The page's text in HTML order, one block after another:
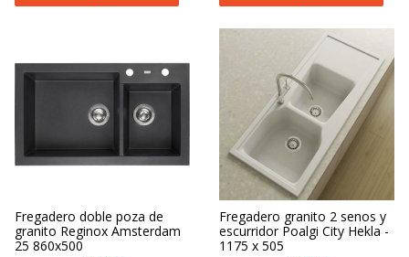
Fregadero doble poza de
granito Reginox Amsterdam
25 860x500
Fregadero granito 2 senos y
escurridor Poalgi City Hekla -
1175 x 505